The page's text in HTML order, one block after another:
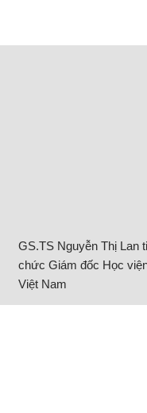
GS.TS Nguyễn Thị Lan
chức Giám đốc Học
Việt Nam